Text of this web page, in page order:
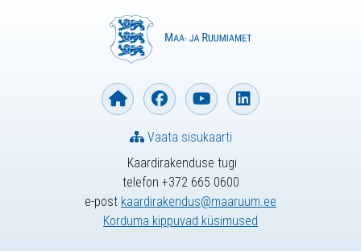
Kaardirakenduse tugi
telefon +372 665 0600
e-post kaardirakendus@maaruum.ee
Korduma kippuvad küsimused
Vaata sisukaarti